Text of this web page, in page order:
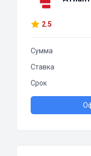
2.5
Сумма
Ставка
Срок